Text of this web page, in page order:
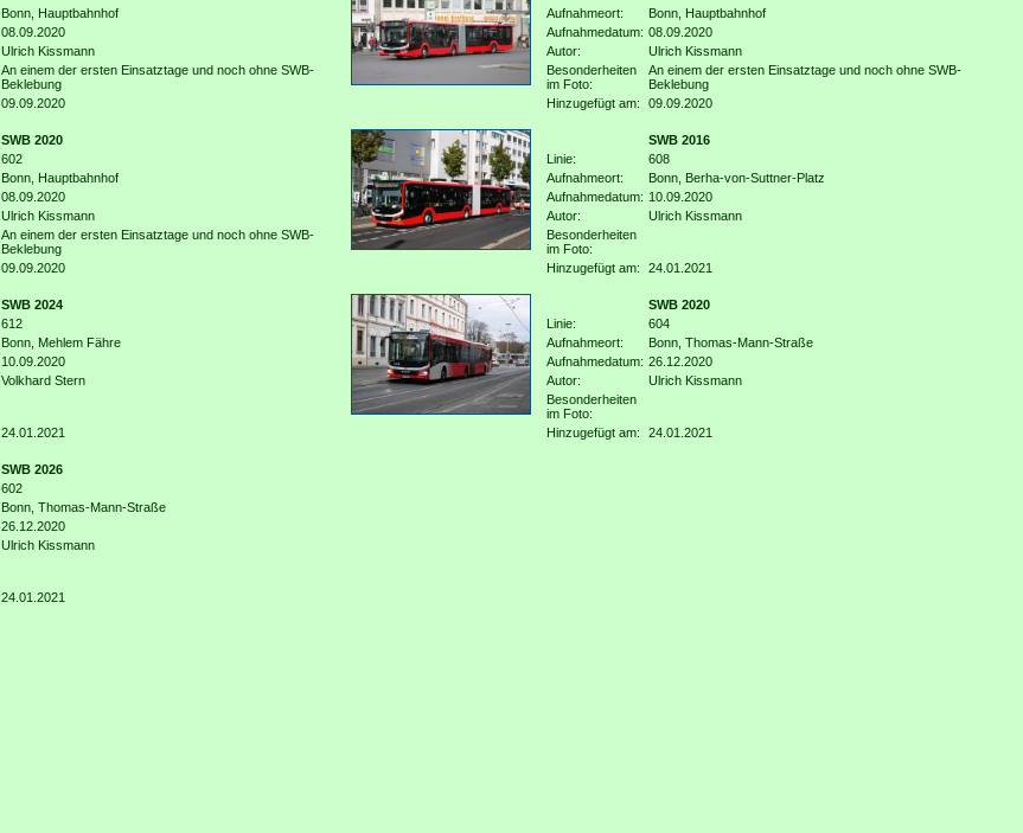
Bonn, Hauptbahnhof
08.09.2020
Ulrich Kissmann
An einem der ersten Einsatztage und noch ohne SWB-
Beklebung
09.09.2020
Aufnahmeort:
Bonn, Hauptbahnhof
Aufnahmedatum: 08.09.2020
Autor:
Ulrich Kissmann
Besonderheiten
im Foto:
An einem der ersten Einsatztage und noch ohne SWB-
Beklebung
Hinzugefügt am:
09.09.2020
SWB 2020
602
Bonn, Hauptbahnhof
08.09.2020
Ulrich Kissmann
An einem der ersten Einsatztage und noch ohne SWB-
Beklebung
09.09.2020
SWB 2016
Linie:
608
Aufnahmeort:
Bonn, Berha-von-Suttner-Platz
Aufnahmedatum: 10.09.2020
Autor:
Ulrich Kissmann
Besonderheiten
im Foto:
Hinzugefügt am:
24.01.2021
SWB 2024
612
Bonn, Mehlem Fähre
10.09.2020
Volkhard Stern
24.01.2021
SWB 2020
Linie:
604
Aufnahmeort:
Bonn, Thomas-Mann-Straße
Aufnahmedatum: 26.12.2020
Autor:
Ulrich Kissmann
Besonderheiten
im Foto:
Hinzugefügt am:
24.01.2021
SWB 2026
602
Bonn, Thomas-Mann-Straße
26.12.2020
Ulrich Kissmann
24.01.2021